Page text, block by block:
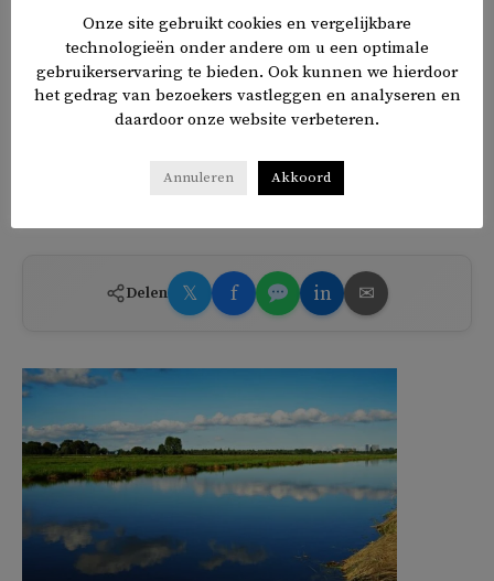
Er zaten slechts zeventien leerlingen op de
Renaissanceschool die Forum aanprees met ‘beproefde
methoden’, zoals staartdelingen. Volgens Dekker is dit niet
het einde van de Renaissanceschool. Er wordt ‘een pauze’
van twee jaar genomen. Daarna zou een doorstart mogelijk
Delen 𝕏 f in ✉
Onze site gebruikt cookies en vergelijkbare
technologieën onder andere om u een optimale
gebruikerservaring te bieden. Ook kunnen we hierdoor
het gedrag van bezoekers vastleggen en analyseren en
daardoor onze website verbeteren.
Annuleren Akkoord